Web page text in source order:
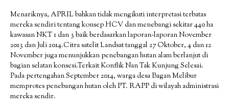
Menariknya, APRIL bahkan tidak mengikuti interpretasi terbatas
mereka sendiri tentang konsep HCV dan menebangi sekitar 440 ha
kawasan NKT 1 dan 3 baik berdasarkan laporan-laporan November
2013 dan Juli 2014.Citra satelit Landsat tanggal 27 Oktober, 4 dan 12
November juga menunjukkan penebangan hutan alam berlanjut di
bagian selatan konsesi.Terkait Konflik Nan Tak Kunjung Selesai.
Pada pertengahan September 2014, warga desa Bagan Melibur
memprotes penebangan hutan oleh PT. RAPP di wilayah administrasi
mereka sendir.